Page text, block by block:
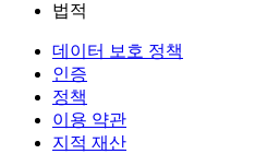
법적
데이터 보호 정책
인증
정책
이용 약관
지적 재산